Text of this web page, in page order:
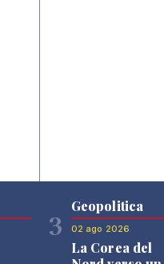
3
Geopolitica
02 ago 2026
La Corea del